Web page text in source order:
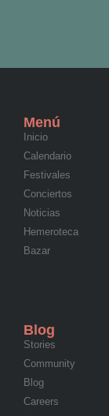
Menú
Inicio
Calendario
Festivales
Conciertos
Noticias
Hemeroteca
Bazar
Blog
Stories
Community
Blog
Careers